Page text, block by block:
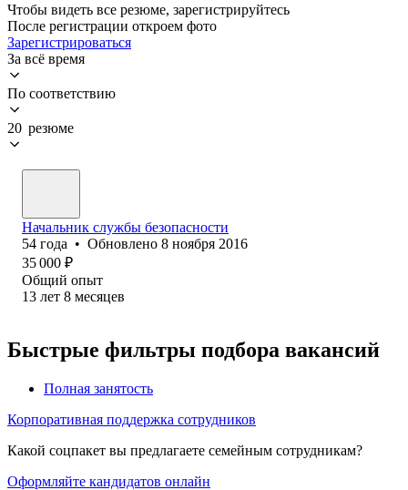
Чтобы видеть все резюме, зарегистрируйтесь
После регистрации откроем фото
Зарегистрироваться
За всё время
По соответствию
20 резюме
Начальник службы безопасности
54 года • Обновлено 8 ноября 2016
35 000 ₽
Общий опыт
13 лет 8 месяцев
Быстрые фильтры подбора вакансий
Полная занятость
Корпоративная поддержка сотрудников
Какой соцпакет вы предлагаете семейным сотрудникам?
Оформляйте кандидатов онлайн